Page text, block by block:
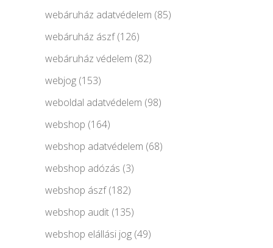
webáruház adatvédelem (85)
webáruház ászf(126)
webáruház védelem (82)
webjog (153)
weboldal adatvédelem (98)
webshop (164)
webshop adatvédelem (68)
webshop adózás (3)
webshop ászf(182)
webshop audit (135)
webshop elállási jog (49)